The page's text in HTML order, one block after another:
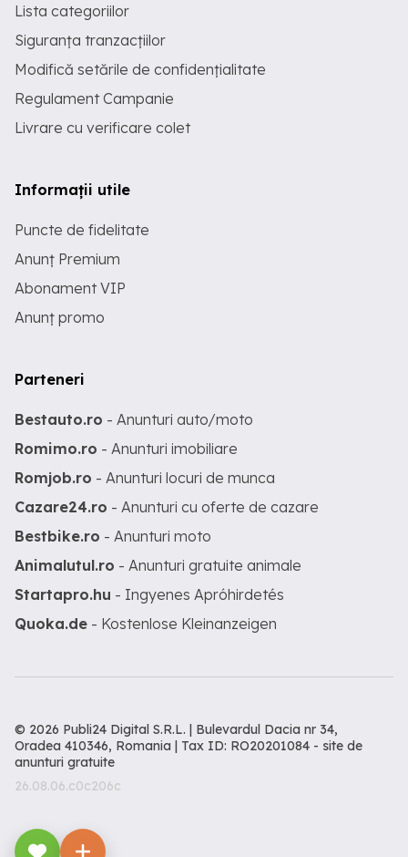
Lista categoriilor
Siguranța tranzacțiilor
Modifică setările de confidențialitate
Regulament Campanie
Livrare cu verificare colet
Informații utile
Puncte de fidelitate
Anunț Premium
Abonament VIP
Anunț promo
Parteneri
Bestauto.ro - Anunturi auto/moto
Romimo.ro - Anunturi imobiliare
Romjob.ro - Anunturi locuri de munca
Cazare24.ro - Anunturi cu oferte de cazare
Bestbike.ro - Anunturi moto
Animalutul.ro - Anunturi gratuite animale
Startapro.hu - Ingyenes Apróhirdetés
Quoka.de - Kostenlose Kleinanzeigen
© 2026 Publi24 Digital S.R.L. | Bulevardul Dacia nr 34,
Oradea 410346, Romania | Tax ID: RO20201084 - site de
anunturi gratuite
26.08.06.c0c206c